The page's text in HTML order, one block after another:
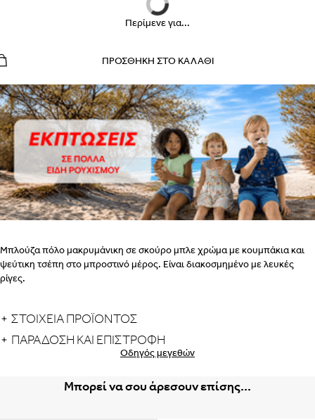
Περίμενε για...
ΠΡΟΣΘΉΚΗ ΣΤΟ ΚΑΛΆΘΙ
Μπλούζα πόλο μακρυμάνικη σε σκούρο μπλε χρώμα με κουμπάκια και
ψεύτικη τσέπη στο μπροστινό μέρος. Είναι διακοσμημένο με λευκές
ρίγες.
ΣΤΟΙΧΕΙΑ ΠΡΟΪΟΝΤΟΣ
ΠΑΡΆΔΟΣΗ ΚΑΙ ΕΠΙΣΤΡΟΦΉ
Οδηγός μεγεθών
ΕΣΩΡΟΥΧΑ ΕΓΚΥΜΟΣΥΝΗΣ – ΣΛΙΠ, ΖΩΝΗ, ΚΟΡΣΕΣ
ΒΗΜΑ
2
ΕΣΩΡΟΥΧΑ ΓΙΑ ΜΕΤΑ ΤΟΝ ΤΟΚΕΤΟ – ΤΟ ΣΟΥΤΙΕΝΠΩΣ
ΠΑΙΡΝΟΥΜΕ ΤΑ ΜΕΤΡΑΒΗΜΑ 1
ΒΗΜΑ 2
Μπορεί να σου άρεσουν επίσης...
Albania